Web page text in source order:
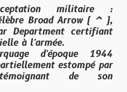
militaire :
Broad Arrow ( ^ ),
Department certifiant
à l'armée.
d'époque 1944
estompé par
de son